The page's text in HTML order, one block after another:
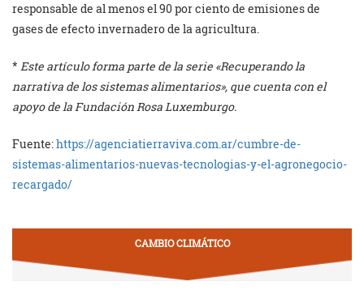
responsable de al menos el 90 por ciento de emisiones de
gases de efecto invernadero de la agricultura.
* Este artículo forma parte de la serie «Recuperando la
narrativa de los sistemas alimentarios», que cuenta con el
apoyo de la Fundación Rosa Luxemburgo.
Fuente:https://agenciatierraviva.com.ar/cumbre-de-
sistemas-alimentarios-nuevas-tecnologias-y-el-agronegocio-
recargado/
CAMBIO CLIMÁTICO